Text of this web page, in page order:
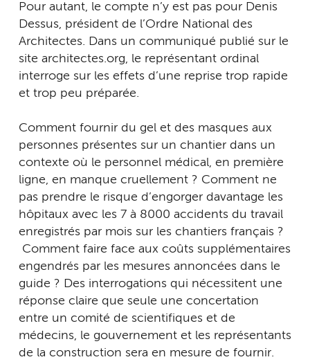
Pour autant, le compte n’y est pas pour Denis
Dessus, président de l’Ordre National des
Architectes. Dans un communiqué publié sur le
site architectes.org, le représentant ordinal
interroge sur les effets d’une reprise trop rapide
et trop peu préparée.
Comment fournir du gel et des masques aux
personnes présentes sur un chantier dans un
contexte où le personnel médical, en première
ligne, en manque cruellement ? Comment ne
pas prendre le risque d’engorger davantage les
hôpitaux avec les 7 à 8000 accidents du travail
enregistrés par mois sur les chantiers français ?
Comment faire face aux coûts supplémentaires
engendrés par les mesures annoncées dans le
guide ? Des interrogations qui nécessitent une
réponse claire que seule une concertation
entre un comité de scientifiques et de
médecins, le gouvernement et les représentants
de la construction sera en mesure de fournir.